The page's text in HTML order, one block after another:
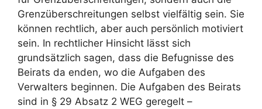
Grenzüberschreitungen selbst vielfältig sein. Sie
können rechtlich, aber auch persönlich motiviert
sein. In rechtlicher Hinsicht lässt sich
grundsätzlich sagen, dass die Befugnisse des
Beirats da enden, wo die Aufgaben des
Verwalters beginnen. Die Aufgaben des Beirats
sind in § 29 Absatz 2 WEG geregelt –